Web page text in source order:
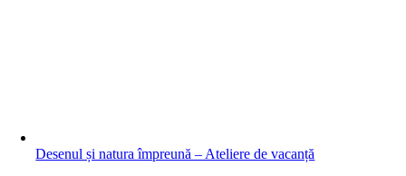
Desenul și natura împreună – Ateliere de vacanță